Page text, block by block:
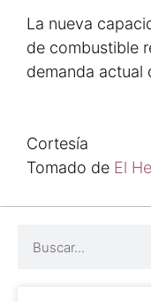
La nueva
de combustible
demanda actual
Cortesía
Tomado de El